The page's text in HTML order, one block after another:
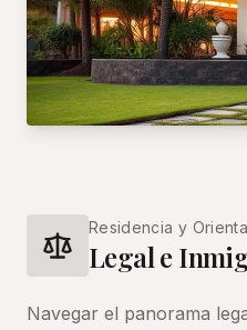
Residencia y
Legal e
Navegar el panorama